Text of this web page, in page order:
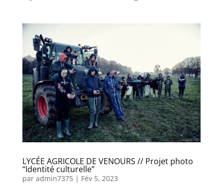
LYCÉE AGRICOLE DE VENOURS // Projet photo
“Identité culturelle”
par admin7375| Fév 5, 2023